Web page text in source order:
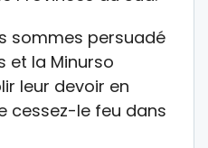
sommes persuadé
et la Minurso
leur devoir en
cessez-le feu dans